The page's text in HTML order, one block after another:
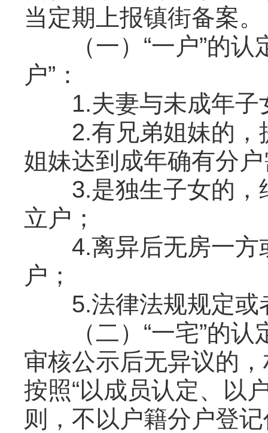
当定期上报镇街备案。
（一）“一户”的认
户”：
1.夫妻与未成年子
2.有兄弟姐妹的，
姐妹达到成年确有分
3.是独生子女的，
立户；
4.离异后无房一方
户；
5.法律法规规定或
（二）“一宅”的认
审核公示后无异议的
按照“以成员认定、以
则，不以户籍分户登